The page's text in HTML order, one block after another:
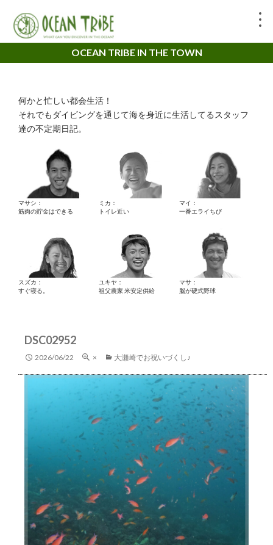
OCEAN TRIBE IN THE TOWN
何かと忙しい都会生活！
それでもダイビングを通じて海を身近に生活してるスタッフ
達の不定期日記。
マサシ：
筋肉の貯金はできる
ミカ：
トイレ近い
マイ：
一番エライちび
スズカ：
すぐ寝る。
ユキヤ：
祖父農家 米安定供給
マサ：
脳が硬式野球
DSC02952
2026/06/22 × 大瀬崎でお祝いづくし♪